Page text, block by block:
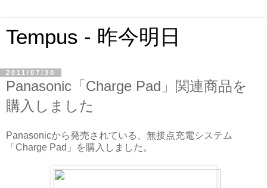
Tempus - 昨今明日
2011/07/30
Panasonic「Charge Pad」関連商品を
購入しました
Panasonicから発売されている、無接点充電システム
「Charge Pad」を購入しました。